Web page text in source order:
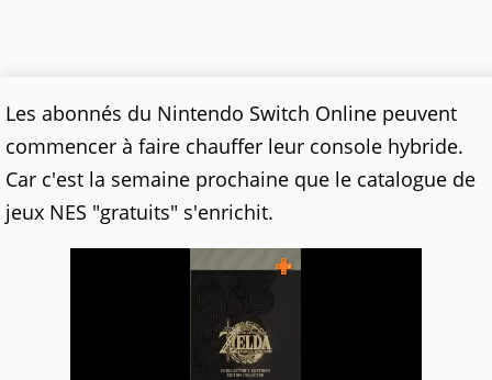
Les abonnés du Nintendo Switch Online peuvent
commencer à faire chauffer leur console hybride.
Car c'est la semaine prochaine que le catalogue de
jeux NES "gratuits" s'enrichit.